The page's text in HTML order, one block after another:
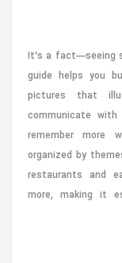
It’s a fact―seeing
guide helps you
pictures that
communicate
remember more
organized by
restaurants and
more, making it